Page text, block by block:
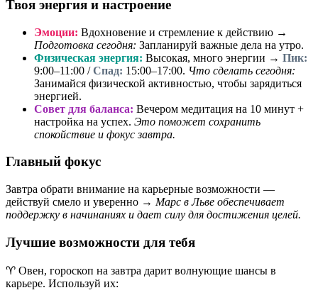
Твоя энергия и настроение
Эмоции: Вдохновение и стремление к действию →
Подготовка сегодня: Запланируй важные дела на утро.
Физическая энергия: Высокая, много энергии → Пик:
9:00–11:00 /Спад: 15:00–17:00. Что сделать сегодня:
Занимайся физической активностью, чтобы зарядиться
энергией.
Совет для баланса: Вечером медитация на 10 минут +
настройка на успех. Это поможет сохранить
спокойствие и фокус завтра.
Главный фокус
Завтра обрати внимание на карьерные возможности —
действуй смело и уверенно → Марс в Льве обеспечивает
поддержку в начинаниях и дает силу для достижения целей.
Лучшие возможности для тебя
♈ Овен, гороскоп на завтра дарит волнующие шансы в
карьере. Используй их: